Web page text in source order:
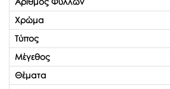
Χρώμα
Τύπος
Μέγεθος
Θέματα